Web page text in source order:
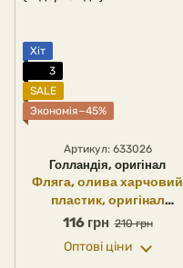
Хіт
3
SALE
Экономія−45%
Артикул: 633026
Голландія, оригінал
Фляга, олива харчовий
пластик, оригінал
(Нідерланди)
116 грн 210 грн
Оптові ціни